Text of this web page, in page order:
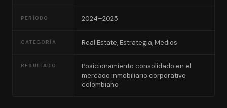
PERÍODO 2024–2025
CATEGORÍA Real Estate, Estrategia, Medios
RESULTADO
Posicionamiento consolidado en el
mercado inmobiliario corporativo
colombiano